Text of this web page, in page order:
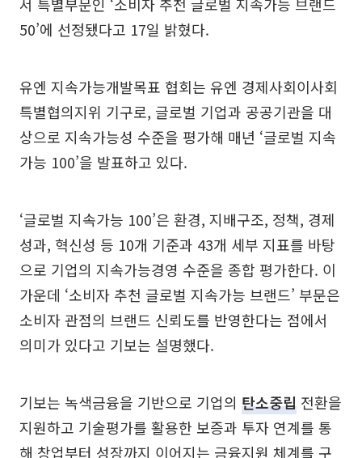
서 특별부문인 ‘소비자 추천 글로벌 지속가능 브랜드
50’에 선정됐다고 17일 밝혔다.
유엔 지속가능개발목표 협회는 유엔 경제사회이사회
특별협의지위 기구로, 글로벌 기업과 공공기관을 대
상으로 지속가능성 수준을 평가해 매년 ‘글로벌 지속
가능 100’을 발표하고 있다.
‘글로벌 지속가능 100’은 환경, 지배구조, 정책, 경제
성과, 혁신성 등 10개 기준과 43개 세부 지표를 바탕
으로 기업의 지속가능경영 수준을 종합 평가한다. 이
가운데 ‘소비자 추천 글로벌 지속가능 브랜드’ 부문은
소비자 관점의 브랜드 신뢰도를 반영한다는 점에서
의미가 있다고 기보는 설명했다.
기보는 녹색금융을 기반으로 기업의 탄소중립 전환을
지원하고 기술평가를 활용한 보증과 투자 연계를 통
해 창업부터 성장까지 이어지는 금융지원 체계를 구